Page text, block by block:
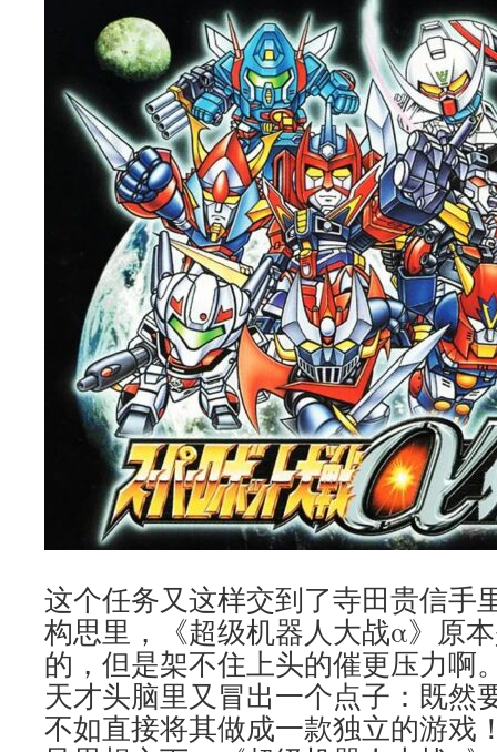
这个任务又这样交到了寺田贵信手
构思里，《超级机器人大战α》原
的，但是架不住上头的催更压力啊
天才头脑里又冒出一个点子：既然
不如直接将其做成一款独立的游戏